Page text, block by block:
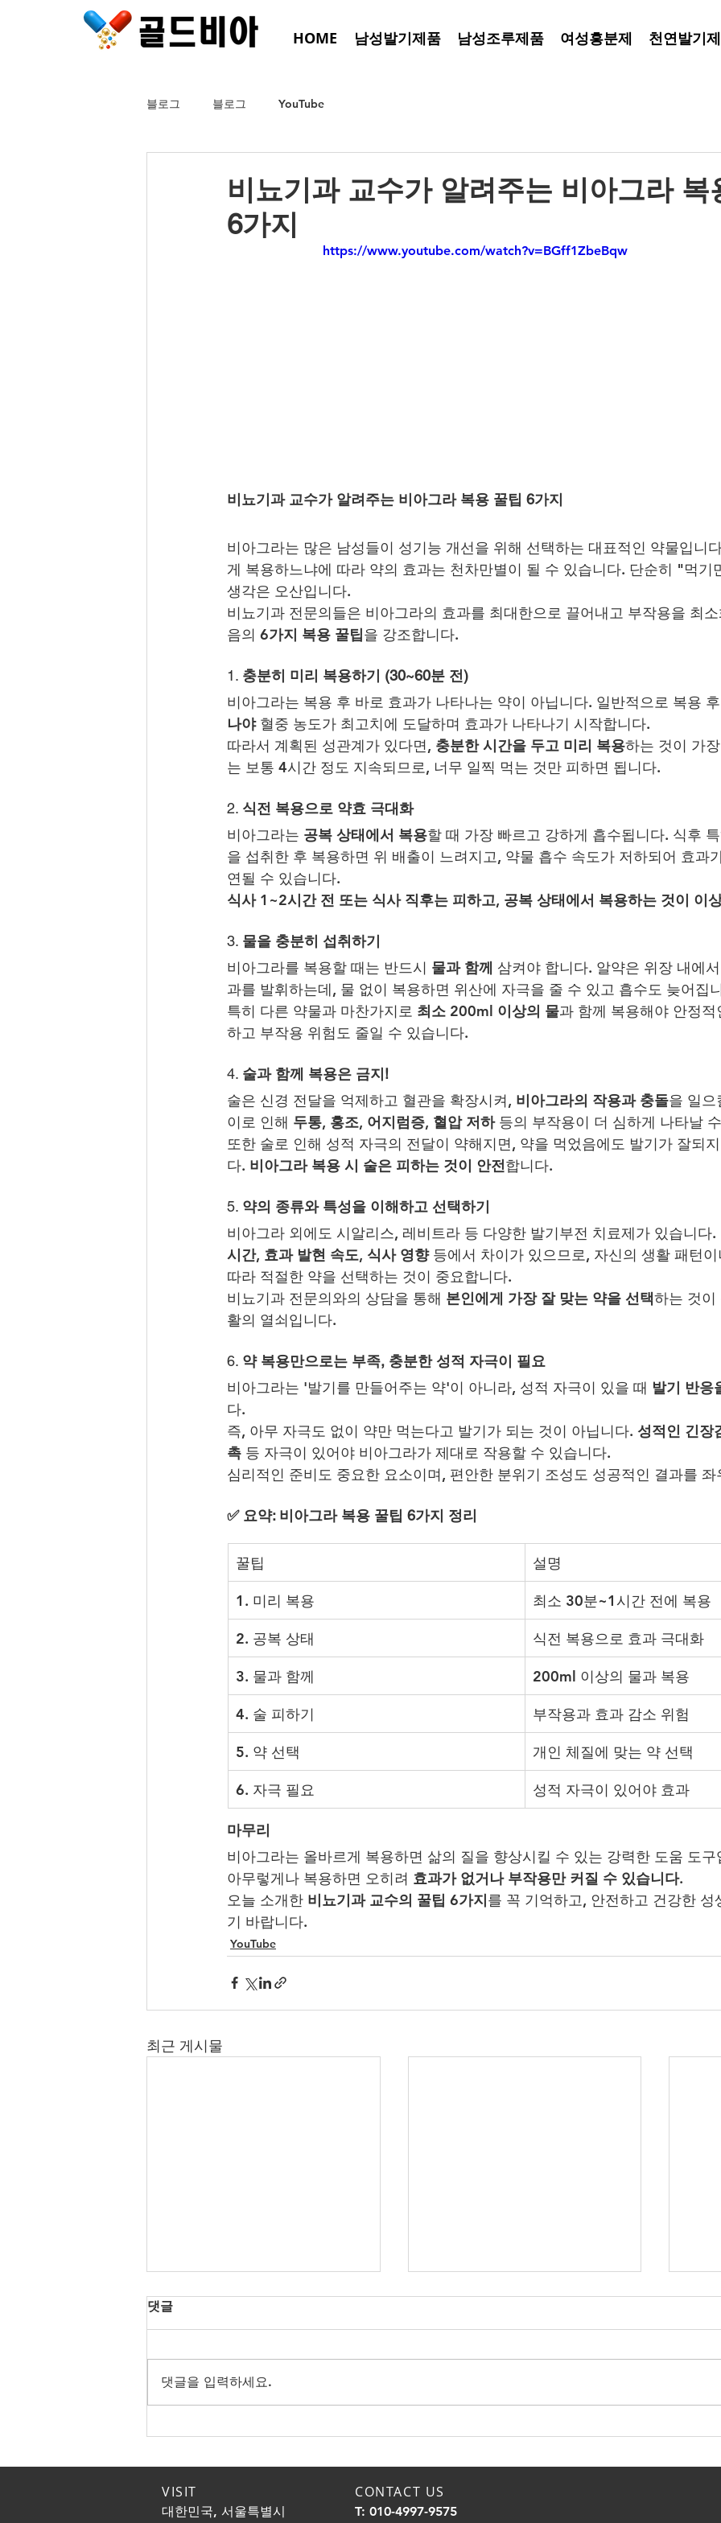
HOME 남성발기제품 남성조루제품 여성흥분제 천연발기제
블로그 블로그 YouTube
비뇨기과 교수가 알려주는 비아그라 복
6가지
https://www.youtube.com/watch?v=BGff1ZbeBqw
비뇨기과 교수가 알려주는 비아그라 복용 꿀팁 6가지
비아그라는 많은 남성들이 성기능 개선을 위해 선택하는 대표적인 약물입니
게 복용하느냐에 따라 약의 효과는 천차만별이 될 수 있습니다. 단순히 "먹기
생각은 오산입니다.
비뇨기과 전문의들은 비아그라의 효과를 최대한으로 끌어내고 부작용을 최
음의 6가지 복용 꿀팁을 강조합니다.
1. 충분히 미리 복용하기 (30~60분 전)
비아그라는 복용 후 바로 효과가 나타나는 약이 아닙니다. 일반적으로 복용 후
나야 혈중 농도가 최고치에 도달하며 효과가 나타나기 시작합니다.
따라서 계획된 성관계가 있다면, 충분한 시간을 두고 미리 복용하는 것이 가
는 보통 4시간 정도 지속되므로, 너무 일찍 먹는 것만 피하면 됩니다.
2. 식전 복용으로 약효 극대화
비아그라는 공복 상태에서 복용할 때 가장 빠르고 강하게 흡수됩니다. 식후
을 섭취한 후 복용하면 위 배출이 느려지고, 약물 흡수 속도가 저하되어 효과
연될 수 있습니다.
식사 1~2시간 전 또는 식사 직후는 피하고, 공복 상태에서 복용하는 것이 이
3. 물을 충분히 섭취하기
비아그라를 복용할 때는 반드시 물과 함께 삼켜야 합니다. 알약은 위장 내에
과를 발휘하는데, 물 없이 복용하면 위산에 자극을 줄 수 있고 흡수도 늦어집
특히 다른 약물과 마찬가지로 최소 200ml 이상의 물과 함께 복용해야 안정
하고 부작용 위험도 줄일 수 있습니다.
4. 술과 함께 복용은 금지!
술은 신경 전달을 억제하고 혈관을 확장시켜, 비아그라의 작용과 충돌을 일으
이로 인해 두통, 홍조, 어지럼증, 혈압 저하 등의 부작용이 더 심하게 나타날
또한 술로 인해 성적 자극의 전달이 약해지면, 약을 먹었음에도 발기가 잘되
다. 비아그라 복용 시 술은 피하는 것이 안전합니다.
5. 약의 종류와 특성을 이해하고 선택하기
비아그라 외에도 시알리스, 레비트라 등 다양한 발기부전 치료제가 있습니다.
시간, 효과 발현 속도, 식사 영향 등에서 차이가 있으므로, 자신의 생활 패턴이
따라 적절한 약을 선택하는 것이 중요합니다.
비뇨기과 전문의와의 상담을 통해 본인에게 가장 잘 맞는 약을 선택하는 것이
활의 열쇠입니다.
6. 약 복용만으로는 부족, 충분한 성적 자극이 필요
비아그라는 '발기를 만들어주는 약'이 아니라, 성적 자극이 있을 때 발기 반응
다.
즉, 아무 자극도 없이 약만 먹는다고 발기가 되는 것이 아닙니다. 성적인 긴장
촉 등 자극이 있어야 비아그라가 제대로 작용할 수 있습니다.
심리적인 준비도 중요한 요소이며, 편안한 분위기 조성도 성공적인 결과를 좌
✅ 요약: 비아그라 복용 꿀팁 6가지 정리
꿀팁 설명
1. 미리 복용 최소 30분~1시간 전에 복용
2. 공복 상태 식전 복용으로 효과 극대화
3. 물과 함께 200ml 이상의 물과 복용
4. 술 피하기 부작용과 효과 감소 위험
5. 약 선택 개인 체질에 맞는 약 선택
6. 자극 필요 성적 자극이 있어야 효과
마무리
비아그라는 올바르게 복용하면 삶의 질을 향상시킬 수 있는 강력한 도움 도
아무렇게나 복용하면 오히려 효과가 없거나 부작용만 커질 수 있습니다.
오늘 소개한 비뇨기과 교수의 꿀팁 6가지를 꼭 기억하고, 안전하고 건강한 성
기 바랍니다.
YouTube
최근 게시물
기는 방법
족도를 높이는 방법!
법
댓글
댓글을 입력하세요.
VISIT
대한민국, 서울특별시
CONTACT US
T: 010-4997-9575